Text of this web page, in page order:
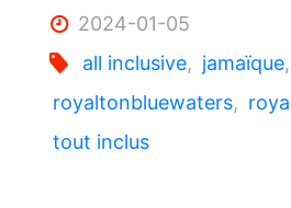
2024-01-05
all inclusive, jamaïque,
royaltonbluewaters,
tout inclus